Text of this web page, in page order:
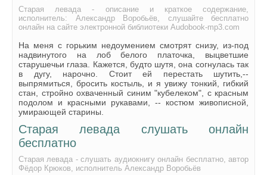
Старая левада - описание и краткое содержание,
исполнитель: Александр Воробьёв, слушайте бесплатно
онлайн на сайте электронной библиотеки Audobook-mp3.com
На меня с горьким недоумением смотрят снизу, из-под
надвинутого на лоб белого платочка, выцветшие
старушечьи глаза. Кажется, будто шутя, она согнулась так
в дугу, нарочно. Стоит ей перестать шутить,--
выпрямиться, бросить костыль, и я увижу тонкий, гибкий
стан, стройно охваченный синим "кубелеком", с красным
подолом и красными рукавами, -- костюм живописной,
умирающей старины.
Старая левада слушать онлайн
бесплатно
Старая левада - слушать аудиокнигу онлайн бесплатно, автор
Фёдор Крюков, исполнитель Александр Воробьёв